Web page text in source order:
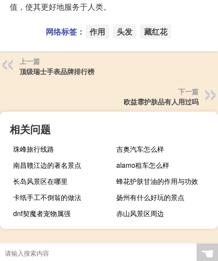
值，使其更好地服务于人类。
网络标签： 作用 头发 藏红花
上一篇
顶级瑞士手表品牌排行榜
下一篇
欧益霏护肤品有人用过吗
相关问题
珠峰旅行线路
吉奥汽车怎么样
南昌赣江边的著名景点
alamo租车怎么样
长岛风景区在哪里
蜂花护肤甘油的作用与功效
卡纸手工不倒翁的做法
扬州有什么好玩的景点
dnf契魔者宠物属强
赤山风景区周边
☚